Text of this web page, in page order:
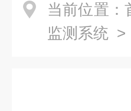
当前位置：
监测系统 >